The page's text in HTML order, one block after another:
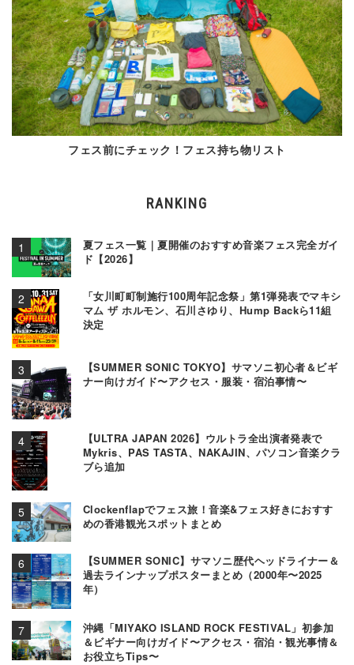
フェス前にチェック！フェス持ち物リスト
RANKING
夏フェス一覧｜夏開催のおすすめ音楽フェス完全ガイ
ド【2026】
「女川町町制施行100周年記念祭」第1弾発表でマキシ
マム ザ ホルモン、石川さゆり、Hump Backら11組
決定
【SUMMER SONIC TOKYO】サマソニ初心者＆ビギ
ナー向けガイド〜アクセス・服装・宿泊事情〜
【ULTRA JAPAN 2026】ウルトラ全出演者発表で
Mykris、PAS TASTA、NAKAJIN、パソコン音楽クラ
ブら追加
Clockenflapでフェス旅！音楽&フェス好きにおすす
めの香港観光スポットまとめ
【SUMMER SONIC】サマソニ歴代ヘッドライナー＆
過去ラインナップポスターまとめ（2000年〜2025
年）
沖縄「MIYAKO ISLAND ROCK FESTIVAL」初参加
＆ビギナー向けガイド〜アクセス・宿泊・観光事情＆
お役立ちTips〜